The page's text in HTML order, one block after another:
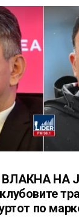
ВЛАКНА НА
по